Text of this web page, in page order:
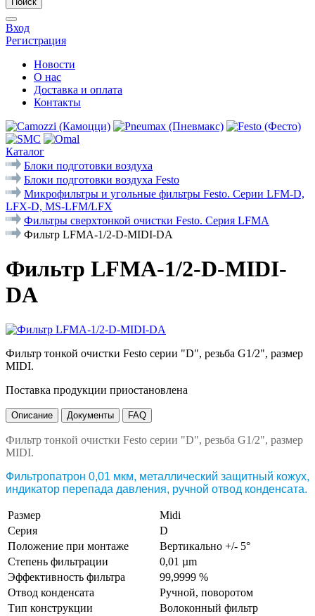
Вход
Регистрация
Новости
О нас
Доставка и оплата
Контакты
Каталог
Блоки подготовки воздуха
Блоки подготовки воздуха Festo
Микрофильтры и угольные фильтры Festo. Cерии LFM-D,
LFX-D, MS-LFM/LFX
Фильтры сверхтонкой очистки Festo. Серия LFMA
Фильтр LFMA-1/2-D-MIDI-DA
Фильтр LFMA-1/2-D-MIDI-
DA
Фильтр тонкой очистки Festo серии "D", резьба G1/2", размер
MIDI.
Поставка продукции приостановлена
Описание Документы FAQ
Фильтр тонкой очистки Festo серии "D", резьба G1/2", размер
MIDI.
Фильтропатрон 0,01 мкм, металлический защитный кожух,
индикатор перепада давления, ручной отвод конденсата.
Размер
Midi
Серия
D
Положение при монтаже
Вертикально +/- 5°
Степень фильтрации
0,01 µm
Эффективность фильтра
99,9999 %
Отвод конденсата
Ручной, поворотом
Тип конструкции
Волоконный фильтр